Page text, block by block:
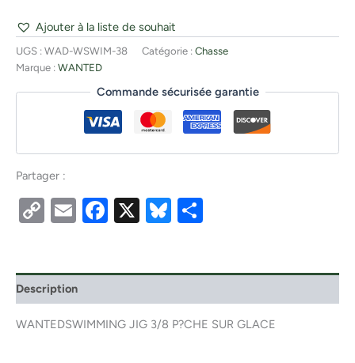
Ajouter à la liste de souhait
UGS : WAD-WSWIM-38 Catégorie : Chasse
Marque : WANTED
Commande sécurisée garantie
Partager :
CopyEmailFacebook
X Bluesky
Description
WANTEDSWIMMING JIG 3/8 P?CHE SUR GLACE